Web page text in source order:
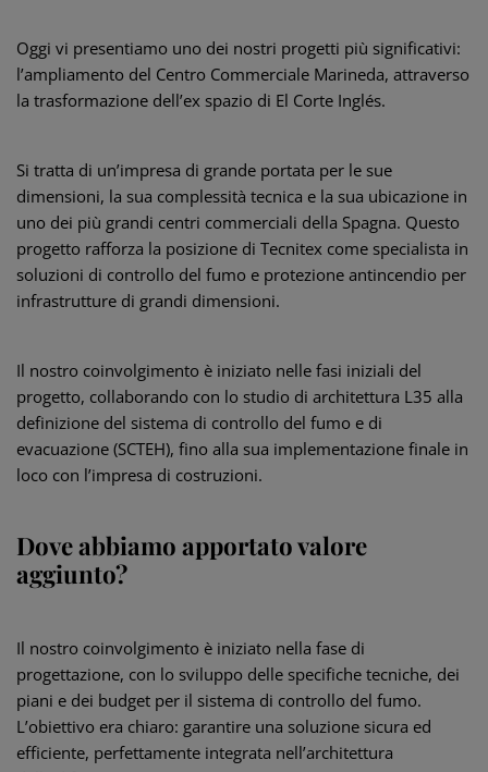
Oggi vi presentiamo uno dei nostri progetti più significativi:
l’ampliamento del Centro Commerciale Marineda, attraverso
la trasformazione dell’ex spazio di El Corte Inglés.
Si tratta di un’impresa di grande portata per le sue
dimensioni, la sua complessità tecnica e la sua ubicazione in
uno dei più grandi centri commerciali della Spagna. Questo
progetto rafforza la posizione di Tecnitex come specialista in
soluzioni di controllo del fumo e protezione antincendio per
infrastrutture di grandi dimensioni.
Il nostro coinvolgimento è iniziato nelle fasi iniziali del
progetto, collaborando con lo studio di architettura L35 alla
definizione del sistema di controllo del fumo e di
evacuazione (SCTEH), fino alla sua implementazione finale in
loco con l’impresa di costruzioni.
Dove abbiamo apportato valore
aggiunto?
Il nostro coinvolgimento è iniziato nella fase di
progettazione, con lo sviluppo delle specifiche tecniche, dei
piani e dei budget per il sistema di controllo del fumo.
L’obiettivo era chiaro: garantire una soluzione sicura ed
efficiente, perfettamente integrata nell’architettura